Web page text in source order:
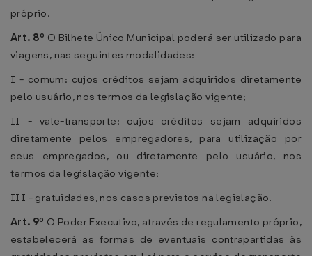
próprio.
Art. 8º O Bilhete Único Municipal poderá ser utilizado para
viagens, nas seguintes modalidades:
I - comum: cujos créditos sejam adquiridos diretamente
pelo usuário, nos termos da legislação vigente;
II - vale-transporte: cujos créditos sejam adquiridos
diretamente pelos empregadores, para utilização por
seus empregados, ou diretamente pelo usuário, nos
termos da legislação vigente;
III - gratuidades, nos casos previstos na legislação.
Art. 9º O Poder Executivo, através de regulamento próprio,
estabelecerá as formas de eventuais contrapartidas às